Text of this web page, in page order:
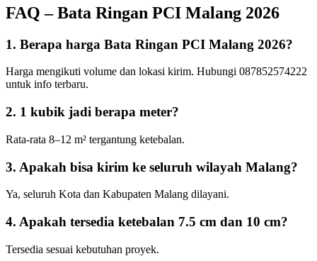
FAQ – Bata Ringan PCI Malang 2026
1. Berapa harga Bata Ringan PCI Malang 2026?
Harga mengikuti volume dan lokasi kirim. Hubungi 087852574222
untuk info terbaru.
2. 1 kubik jadi berapa meter?
Rata-rata 8–12 m² tergantung ketebalan.
3. Apakah bisa kirim ke seluruh wilayah Malang?
Ya, seluruh Kota dan Kabupaten Malang dilayani.
4. Apakah tersedia ketebalan 7.5 cm dan 10 cm?
Tersedia sesuai kebutuhan proyek.